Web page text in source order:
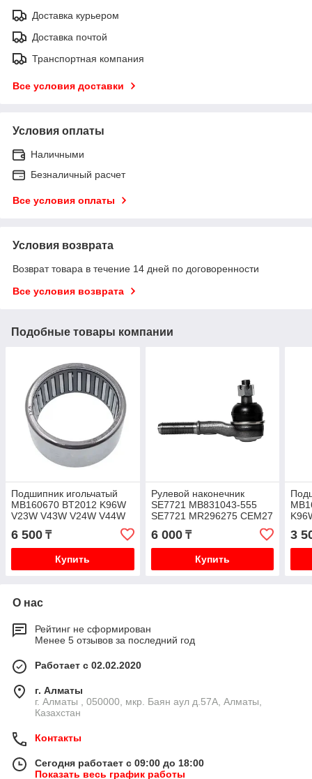
Доставка курьером
Доставка почтой
Транспортная компания
Все условия доставки
Условия оплаты
Наличными
Безналичный расчет
Все условия оплаты
Условия возврата
Возврат товара в течение 14 дней по договоренности
Все условия возврата
Подобные товары компании
Подшипник игольчатый
MB160670 BT2012 K96W
V23W V43W V24W V44W
6 500 ₸
Купить
Рулевой наконечник
SE7721 MB831043-555
SE7721 MR296275 CEM27
V46W K96W
6 000₸
Купить
3
О нас
Рейтинг не сформирован
Менее 5 отзывов за последний год
Работает с 02.02.2020
г. Алматы
г. Алматы , 050000, мкр. Баян аул д.57А, Алматы,
Казахстан
Контакты
Сегодня работает с 09:00 до 18:00
Показать весь график работы